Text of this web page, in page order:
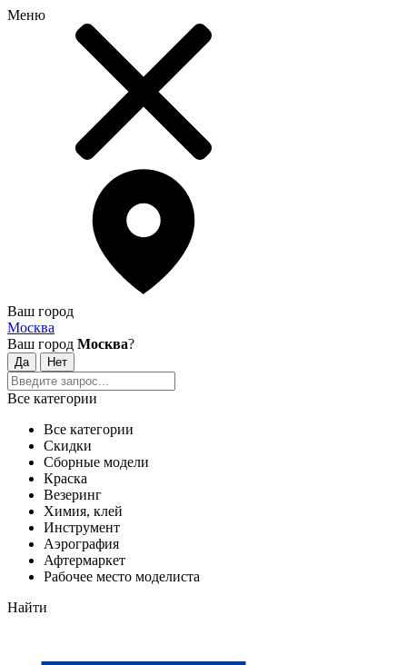
Меню
Ваш город
Москва
Ваш город Москва?
Все категории
Все категории
Скидки
Сборные модели
Краска
Везеринг
Химия, клей
Инструмент
Аэрография
Афтермаркет
Рабочее место моделиста
Найти